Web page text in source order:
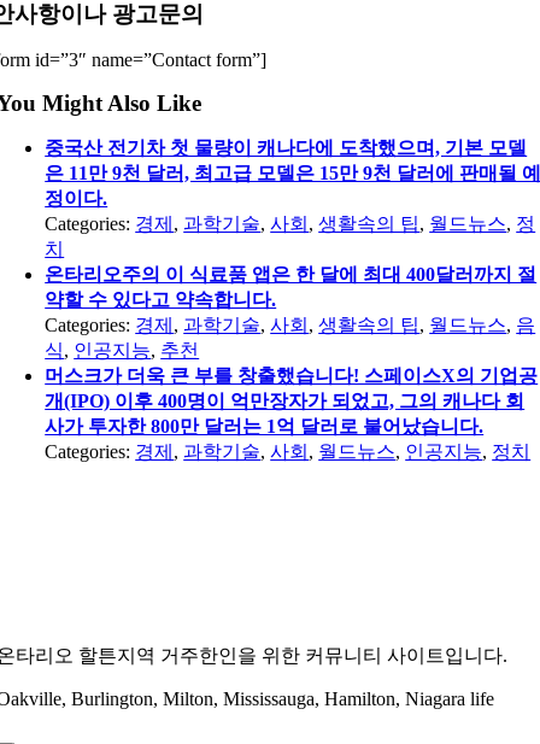
사항이나 광고문의
id=”3″ name=”Contact form”]
Might Also Like
중국산 전기차 첫 물량이 캐나다에 도착했으며, 기본 모델
은 11만 9천 달러, 최고급 모델은 15만 9천 달러에 판매될
정이다.
Categories: 경제 ,과학기술,사회 ,생활속의 팁, 월드뉴스, 정
치
온타리오주의 이 식료품 앱은 한 달에 최대 400달러까지 절
약할 수 있다고 약속합니다.
Categories: 경제 ,과학기술,사회 ,생활속의 팁, 월드뉴스, 음
식, 인공지능, 추천
머스크가 더욱 큰 부를 창출했습니다! 스페이스X의 기업공
개(IPO) 이후 400명이 억만장자가 되었고, 그의 캐나다 회
사가 투자한 800만 달러는 1억 달러로 불어났습니다.
Categories: 경제 ,과학기술,사회 , 월드뉴스, 인공지능, 정치
타리오 할튼지역 거주한인을 위한 커뮤니티 사이트입니다.
Burlington, Milton, Mississauga, Hamilton, Niagara life